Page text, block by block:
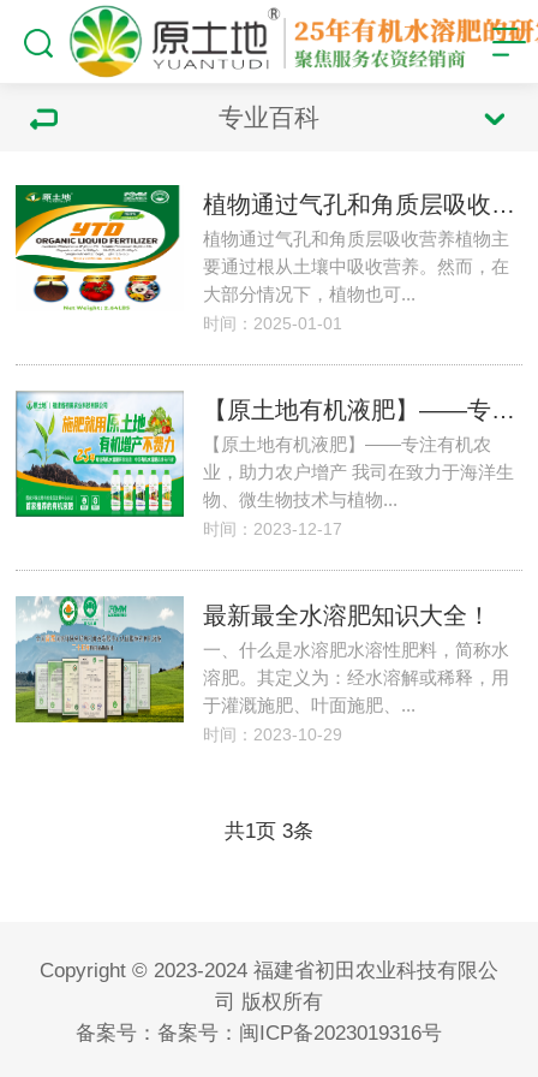
专业百科
植物通过气孔和角质层吸收营养
植物通过气孔和角质层吸收营养植物主
要通过根从土壤中吸收营养。然而，在
大部分情况下，植物也可...
时间：2025-01-01
【原土地有机液肥】——专注有机农业，助力农户增产
【原土地有机液肥】——专注有机农
业，助力农户增产 我司在致力于海洋生
物、微生物技术与植物...
时间：2023-12-17
最新最全水溶肥知识大全！
一、什么是水溶肥水溶性肥料，简称水
溶肥。其定义为：经水溶解或稀释，用
于灌溉施肥、叶面施肥、...
时间：2023-10-29
共1页 3条
Copyright © 2023-2024 福建省初田农业科技有限公
司 版权所有
备案号： 备案号：闽ICP备2023019316号